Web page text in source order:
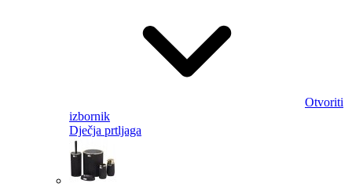
Otvoriti
izbornik
Dječja prtljaga